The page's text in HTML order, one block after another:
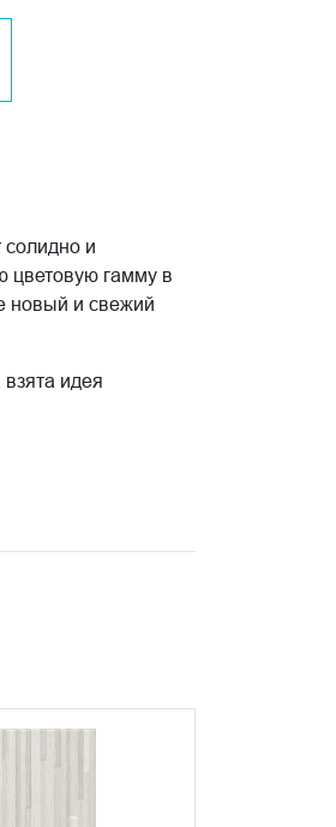
солидно и
цветовую гамму в
новый и свежий
идея